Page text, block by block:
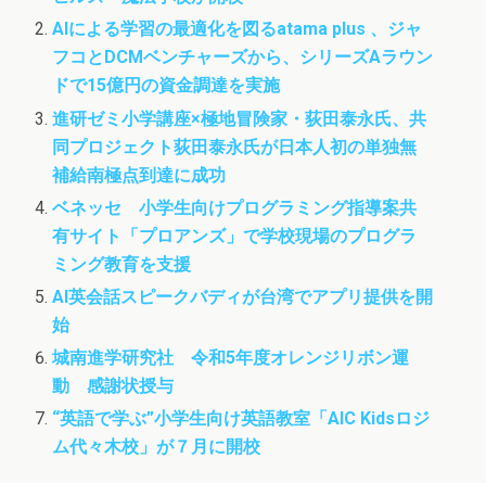
k
n
AIによる学習の最適化を図るatama plus 、ジャ
フコとDCMベンチャーズから、シリーズAラウン
ドで15億円の資金調達を実施
進研ゼミ小学講座×極地冒険家・荻田泰永氏、共
同プロジェクト荻田泰永氏が日本人初の単独無
補給南極点到達に成功
ベネッセ 小学生向けプログラミング指導案共
有サイト「プロアンズ」で学校現場のプログラ
ミング教育を支援
AI英会話スピークバディが台湾でアプリ提供を開
始
城南進学研究社 令和5年度オレンジリボン運
動 感謝状授与
“英語で学ぶ”小学生向け英語教室「AIC Kidsロジ
ム代々木校」が７月に開校